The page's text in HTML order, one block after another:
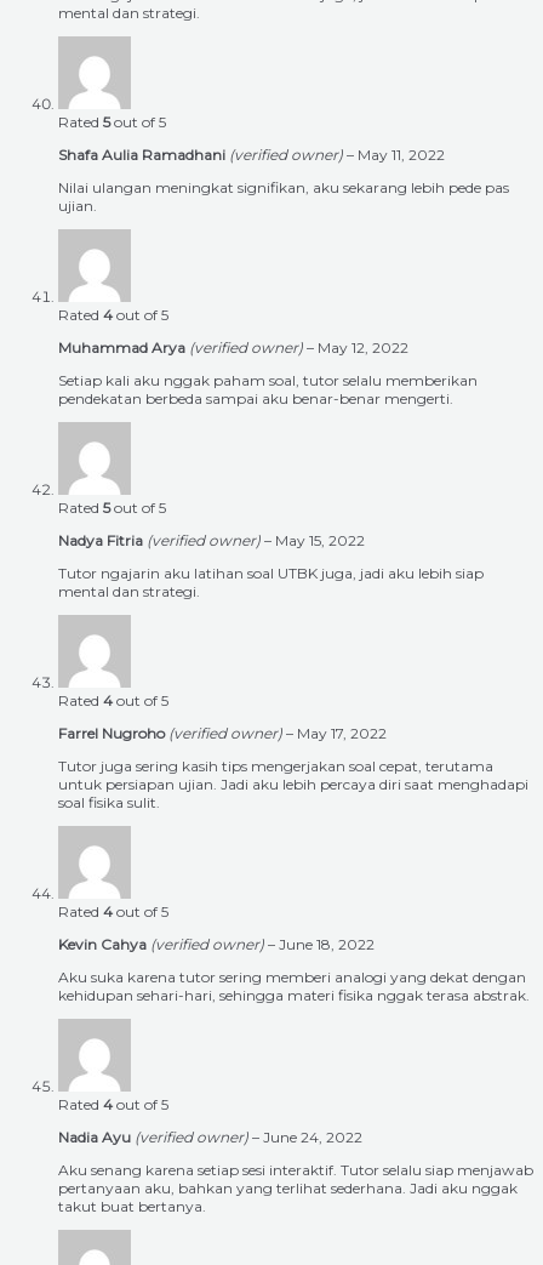
mental dan strategi.
Rated 5out of 5
Shafa Aulia Ramadhani (verified owner) – May 11, 2022
Nilai ulangan meningkat signifikan, aku sekarang lebih pede pas
ujian.
Rated 4 out of 5
Muhammad Arya (verified owner) – May 12, 2022
Setiap kali aku nggak paham soal, tutor selalu memberikan
pendekatan berbeda sampai aku benar-benar mengerti.
Rated 5out of 5
Nadya Fitria (verified owner) – May 15, 2022
Tutor ngajarin aku latihan soal UTBK juga, jadi aku lebih siap
mental dan strategi.
Rated 4 out of 5
Farrel Nugroho (verified owner) – May 17, 2022
Tutor juga sering kasih tips mengerjakan soal cepat, terutama
untuk persiapan ujian. Jadi aku lebih percaya diri saat menghadapi
soal fisika sulit.
Rated 4 out of 5
Kevin Cahya (verified owner) – June 18, 2022
Aku suka karena tutor sering memberi analogi yang dekat dengan
kehidupan sehari-hari, sehingga materi fisika nggak terasa abstrak.
Rated 4 out of 5
Nadia Ayu (verified owner) – June 24, 2022
Aku senang karena setiap sesi interaktif. Tutor selalu siap menjawab
pertanyaan aku, bahkan yang terlihat sederhana. Jadi aku nggak
takut buat bertanya.